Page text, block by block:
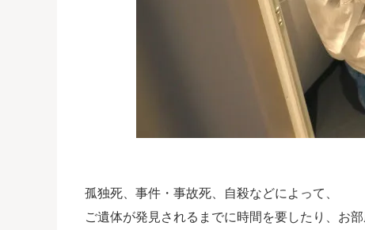
孤独死、事件・事故死、自殺などによって、
ご遺体が発見されるまでに時間を要したり、お